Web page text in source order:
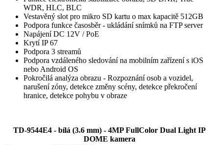
WDR, HLC, BLC
Vestavěný slot pro mikro SD kartu o max kapacitě 512GB
Podpora funkce časosběr - ukládání snímků na FTP server
Napájení DC 12V / PoE
Krytí IP 67
Podpora 3 streamů
Podpora vzdáleného sledování na mobilním zařízení s iOS
nebo Android OS
Pokročilá analýza obrazu - Rozpoznání osob a vozidel,
narušení zóny, detekce změny scény, detekce překročení
hranice, detekce pohybu v obraze
TD-9544E4 - bílá (3.6 mm) - 4MP FullColor Dual Light IP
DOME kamera